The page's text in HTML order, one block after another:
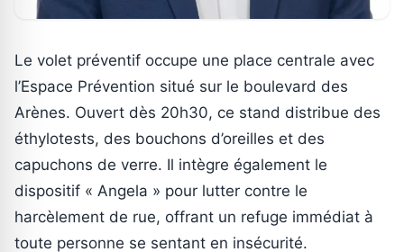
Le volet préventif occupe une place centrale avec
l’Espace Prévention situé sur le boulevard des
Arènes. Ouvert dès 20h30, ce stand distribue des
éthylotests, des bouchons d’oreilles et des
capuchons de verre. Il intègre également le
dispositif « Angela » pour lutter contre le
harcèlement de rue, offrant un refuge immédiat à
toute personne se sentant en insécurité.